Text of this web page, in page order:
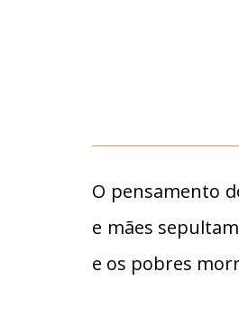
O pensamento
e mães
e os pobres